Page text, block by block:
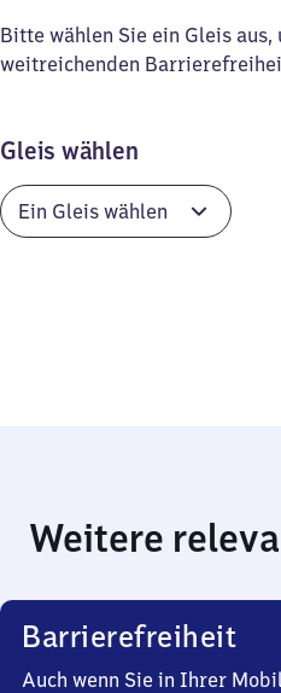
Bitte wählen Sie ein Gleis
weitreichenden
Gleis wählen
Weitere
Barrierefreiheit
Auch wenn Sie in Ihrer